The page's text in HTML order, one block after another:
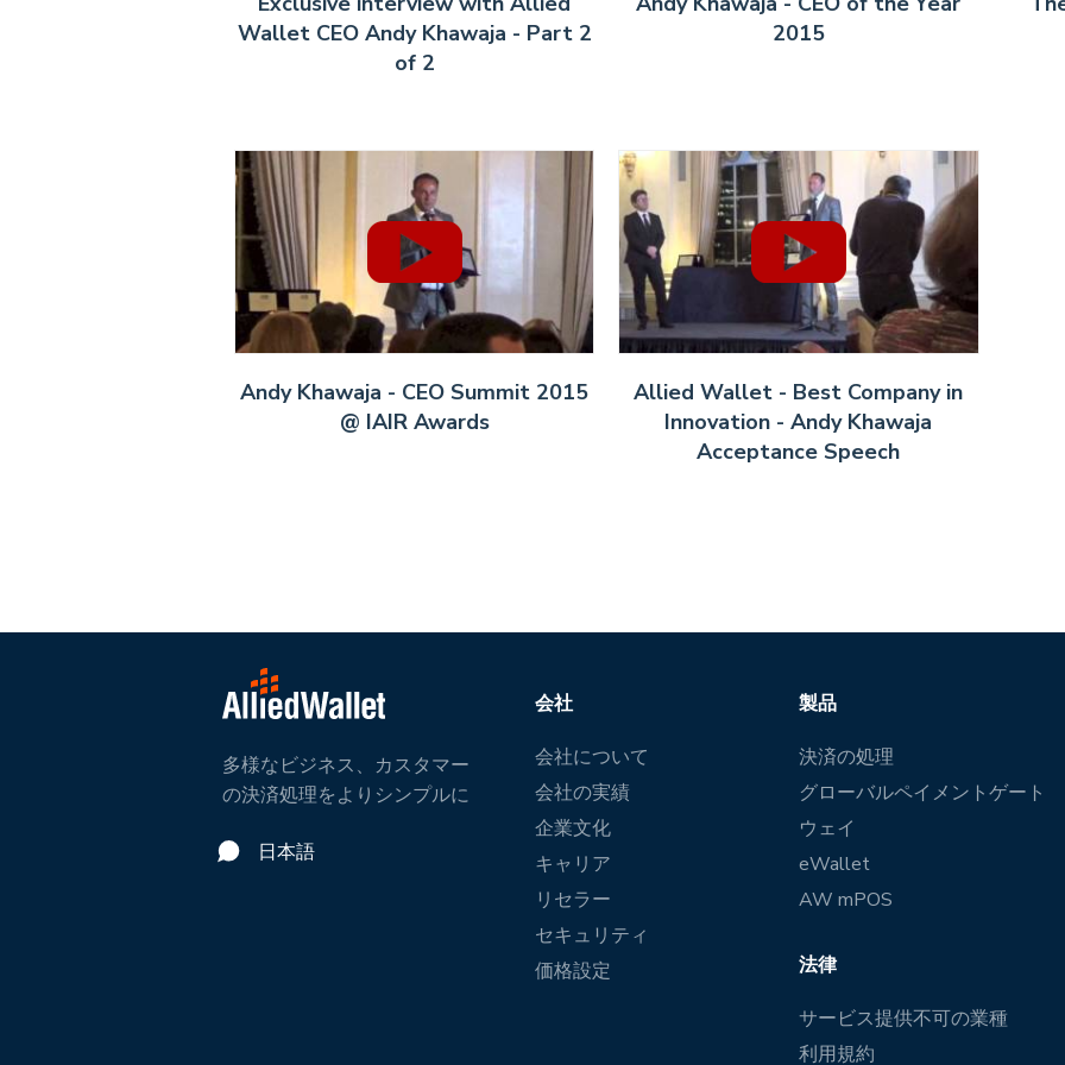
Wallet CEO Andy Khawaja - Part 2
of 2
2015
Andy Khawaja - CEO Summit 2015
@ IAIR Awards
Allied Wallet - Best Company in
Innovation - Andy Khawaja
Acceptance Speech
多様なビジネス、カスタマー
の決済処理をよりシンプルに
日本語
会社
会社について
会社の実績
企業文化
キャリア
リセラー
セキュリティ
価格設定
製品
決済の処理
グローバルペイメントゲート
ウェイ
eWallet
AW mPOS
法律
サービス提供不可の業種
利用規約